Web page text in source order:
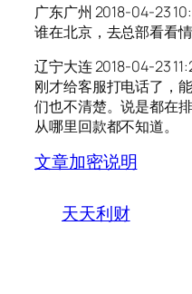
广东广州 2018-04-23
谁在北京，去总部看看
辽宁大连 2018-04-23
刚才给客服打电话了，
们也不清楚。说是都在
从哪里回款都不知道。
文章加密说明
天天利财